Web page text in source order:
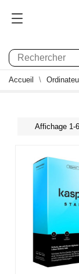
Accueil
Affichage 1-